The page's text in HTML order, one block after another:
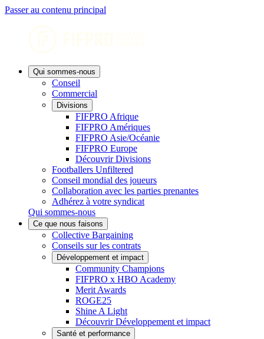
Passer au contenu principal
Qui sommes-nous
Conseil
Commercial
Divisions
FIFPRO Afrique
FIFPRO Amériques
FIFPRO Asie/Océanie
FIFPRO Europe
Découvrir Divisions
Footballers Unfiltered
Conseil mondial des joueurs
Collaboration avec les parties prenantes
Adhérez à votre syndicat
Qui sommes-nous
Ce que nous faisons
Collective Bargaining
Conseils sur les contrats
Développement et impact
Community Champions
FIFPRO x HBO Academy
Merit Awards
ROGE25
Shine A Light
Découvrir Développement et impact
Santé et performance